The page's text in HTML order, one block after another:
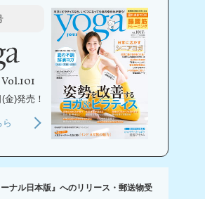
Vol.101
金)発売！
ら
ナル日本版』へのリリース・郵送物受